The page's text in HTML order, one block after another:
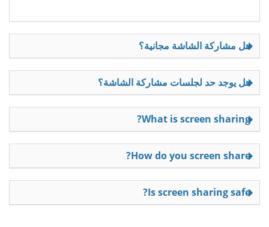
هل مشاركة الشاشة مجانية؟
هل يوجد حد لجلسات مشاركة الشاشة؟
What is screen sharing?
How do you screen share?
Is screen sharing safe?